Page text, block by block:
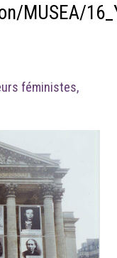
MUSEA/
féministes,